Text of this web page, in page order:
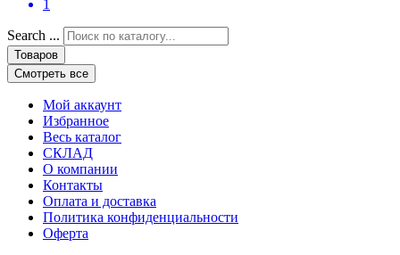
1
Search ...
Товаров
Смотреть все
Мой аккаунт
Избранное
Весь каталог
СКЛАД
О компании
Контакты
Оплата и доставка
Политика конфиденциальности
Оферта